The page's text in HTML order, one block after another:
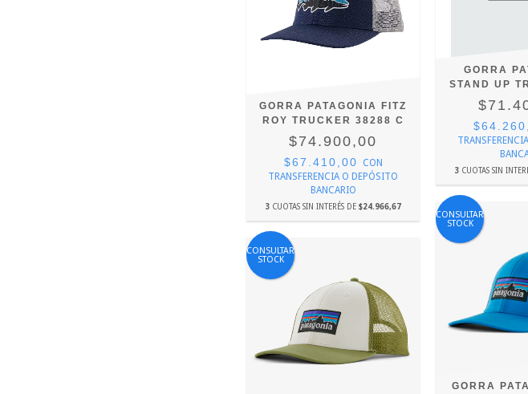
GORRA PATAGONIA FITZ
ROY TRUCKER 38288 C
$74.900,00
$67.410,00
CON
TRANSFERENCIA O DEPÓSITO
BANCARIO
3 CUOTAS SIN INTERÉS DE$24.966,67
GORRA
STAND UP
3 CUOTAS SIN
CONSULTAR
STOCK
CONSULTAR
STOCK
GORRA